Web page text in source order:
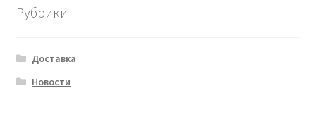
Рубрики
Доставка
Новости